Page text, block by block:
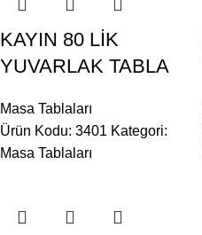
KAYIN 80 LİK
YUVARLAK TABLA
Masa Tablaları
Ürün Kodu: 3401 Kategori:
Masa Tablaları